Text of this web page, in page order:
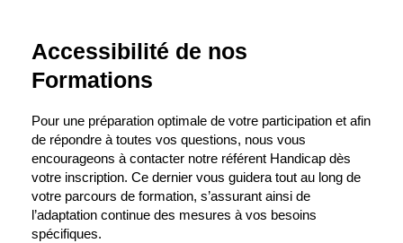
Accessibilité de nos
Formations
Pour une préparation optimale de votre participation et afin
de répondre à toutes vos questions, nous vous
encourageons à contacter notre référent Handicap dès
votre inscription. Ce dernier vous guidera tout au long de
votre parcours de formation, s’assurant ainsi de
l’adaptation continue des mesures à vos besoins
spécifiques.